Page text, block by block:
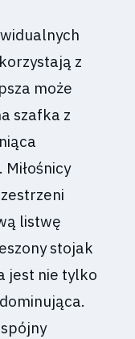
z
może
szafka z
listwę
stojak
jest nie tylko